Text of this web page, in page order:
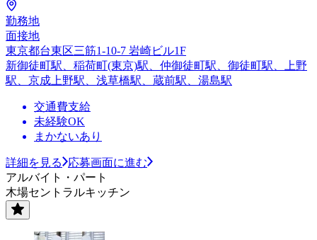
勤務地
面接地
東京都台東区三筋1-10-7 岩崎ビル1F
新御徒町駅、稲荷町(東京)駅、仲御徒町駅、御徒町駅、上野
駅、京成上野駅、浅草橋駅、蔵前駅、湯島駅
交通費支給
未経験OK
まかないあり
詳細を見る
応募画面に進む
アルバイト・パート
木場セントラルキッチン